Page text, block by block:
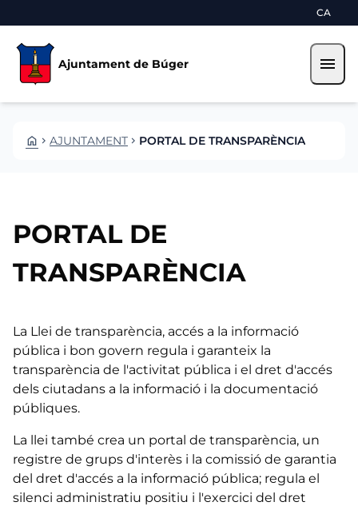
CA
Ajuntament de Búger menu
HOME CHEVRON_RIGHT AJUNTAMENT CHEVRON_RIGHT PORTAL DE TRANSPARÈNCIA
PORTAL DE
TRANSPARÈNCIA
La Llei de transparència, accés a la informació
pública i bon govern regula i garanteix la
transparència de l'activitat pública i el dret d'accés
dels ciutadans a la informació i la documentació
públiques.
La llei també crea un portal de transparència, un
registre de grups d'interès i la comissió de garantia
del dret d'accés a la informació pública; regula el
silenci administratiu positiu i l'exercici del dret